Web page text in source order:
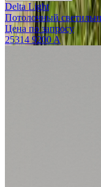
Delta Light
Потолочный
Цена по запросу
25314 9200 A